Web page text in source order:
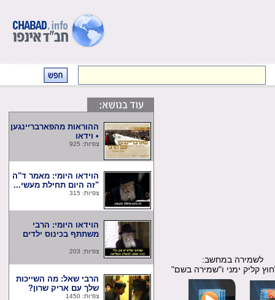
במחשב:
קליק ימני ו"שמירה בשם"
ההוראות מהפארבריינגען
• וידאו
צפיות: 925
הוידאו היומי: מאמר ד"ה
"זה היום תחילת מעשי...
צפיות: 315
הוידאו היומי: הרבי
משתתף בכינוס ילדים
צפיות: 203
הרבי שאל: מה השייכות
שלך עם אריק שרון?
צפיות: 1450